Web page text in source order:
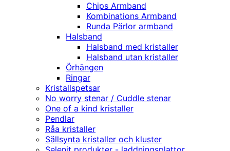
Chips Armband
Kombinations Armband
Runda Pärlor armband
Halsband
Halsband med kristaller
Halsband utan kristaller
Örhängen
Ringar
Kristallspetsar
No worry stenar / Cuddle stenar
One of a kind kristaller
Pendlar
Råa kristaller
Sällsynta kristaller och kluster